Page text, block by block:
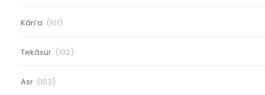
Kâri’a (101)
Tekâsür (102)
Asr (103)